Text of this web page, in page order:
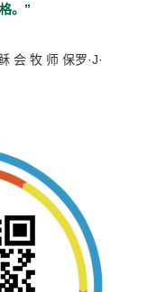
。”
会 牧 师 保罗·J·